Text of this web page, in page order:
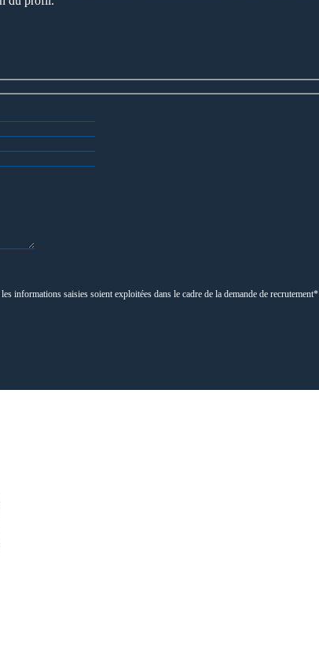
informations saisies soient exploitées dans le cadre de la demande de recrutement*